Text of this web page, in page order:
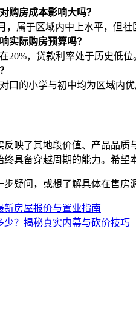
购房成本影响大吗？
，属于区域内中上水平，但
实际购房预算吗？
20%，贷款利率处于历史低位
口的小学与初中均为区域内
反映了其地段价值、产品品质
具备穿越周期的能力。希
步疑问，或想了解具体在售房
新房屋报价与置业指南
？揭秘真实内幕与砍价技巧